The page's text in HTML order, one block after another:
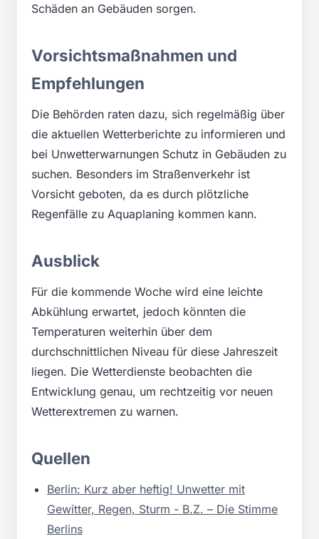
Schäden an Gebäuden sorgen.
Vorsichtsmaßnahmen und
Empfehlungen
Die Behörden raten dazu, sich regelmäßig über
die aktuellen Wetterberichte zu informieren und
bei Unwetterwarnungen Schutz in Gebäuden zu
suchen. Besonders im Straßenverkehr ist
Vorsicht geboten, da es durch plötzliche
Regenfälle zu Aquaplaning kommen kann.
Ausblick
Für die kommende Woche wird eine leichte
Abkühlung erwartet, jedoch könnten die
Temperaturen weiterhin über dem
durchschnittlichen Niveau für diese Jahreszeit
liegen. Die Wetterdienste beobachten die
Entwicklung genau, um rechtzeitig vor neuen
Wetterextremen zu warnen.
Quellen
Berlin: Kurz aber heftig! Unwetter mit
Gewitter, Regen, Sturm - B.Z. – Die Stimme
Berlins